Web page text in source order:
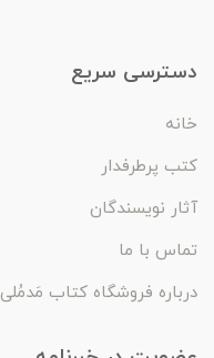
دسترسی سریع
خانه
کتب پرطرفدار
آثار نویسندگان
تماس با ما
درباره فروشگاه کتاب مَدمُلی